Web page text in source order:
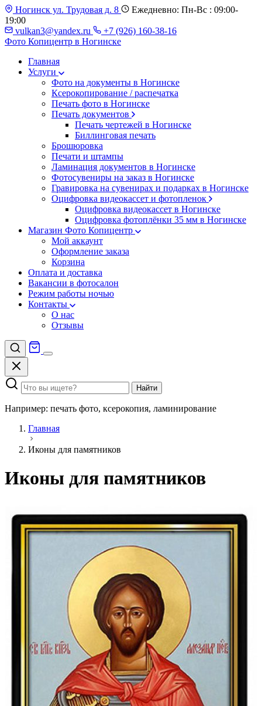
Ногинск ул. Трудовая д. 8
Ежедневно: Пн-Вс : 09:00-
19:00
vulkan3@yandex.ru
+7 (926) 160-38-16
Фото Копицентр в Ногинске
Главная
Услуги
Фото на документы в Ногинске
Ксерокопирование / распечатка
Печать фото в Ногинске
Печать документов
Печать чертежей в Ногинске
Биллинговая печать
Брошюровка
Печати и штампы
Ламинация документов в Ногинске
Фотосувениры на заказ в Ногинске
Гравировка на сувенирах и подарках в Ногинске
Оцифровка видеокассет и фотопленок
Оцифровка видеокассет в Ногинске
Оцифровка фотоплёнки 35 мм в Ногинске
Магазин Фото Копицентр
Мой аккаунт
Оформление заказа
Корзина
Оплата и доставка
Вакансии в фотосалон
Режим работы ночью
Контакты
О нас
Отзывы
Найти
Например: печать фото, ксерокопия, ламинирование
Главная
Иконы для памятников
Иконы для памятников